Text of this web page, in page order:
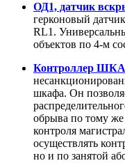
ОД1, датчик
герконовый
RL1.
объектов по 4-м
Контроллер
шкафа. Он
обрыва по тому же
контроля
осуществлять
но и по занятой